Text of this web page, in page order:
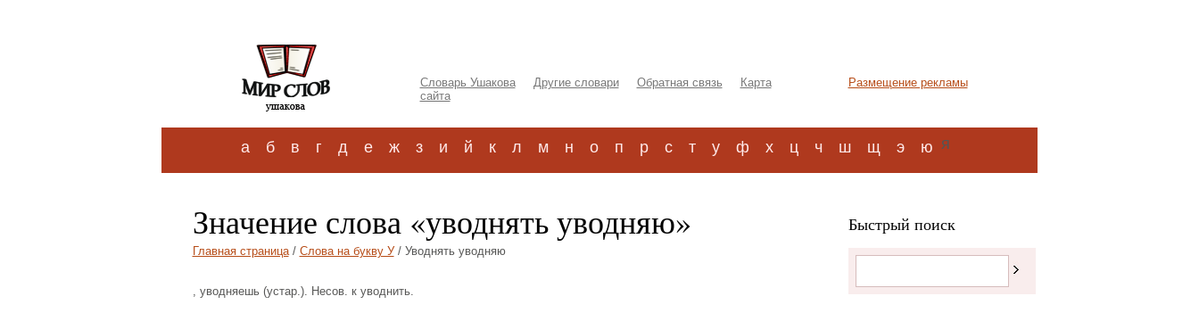
Словарь Ушакова Другие словари Обратная связь
Карта
сайта
Размещение рекламы
а б в г д е ж з и й к л м н о п р с т у ф х ц ч ш щ э ю я
Значение слова «уводнять уводняю»
Главная страница/ Слова на букву У/ Уводнять уводняю
, уводняешь (устар.). Несов. к уводнить.
Быстрый поиск